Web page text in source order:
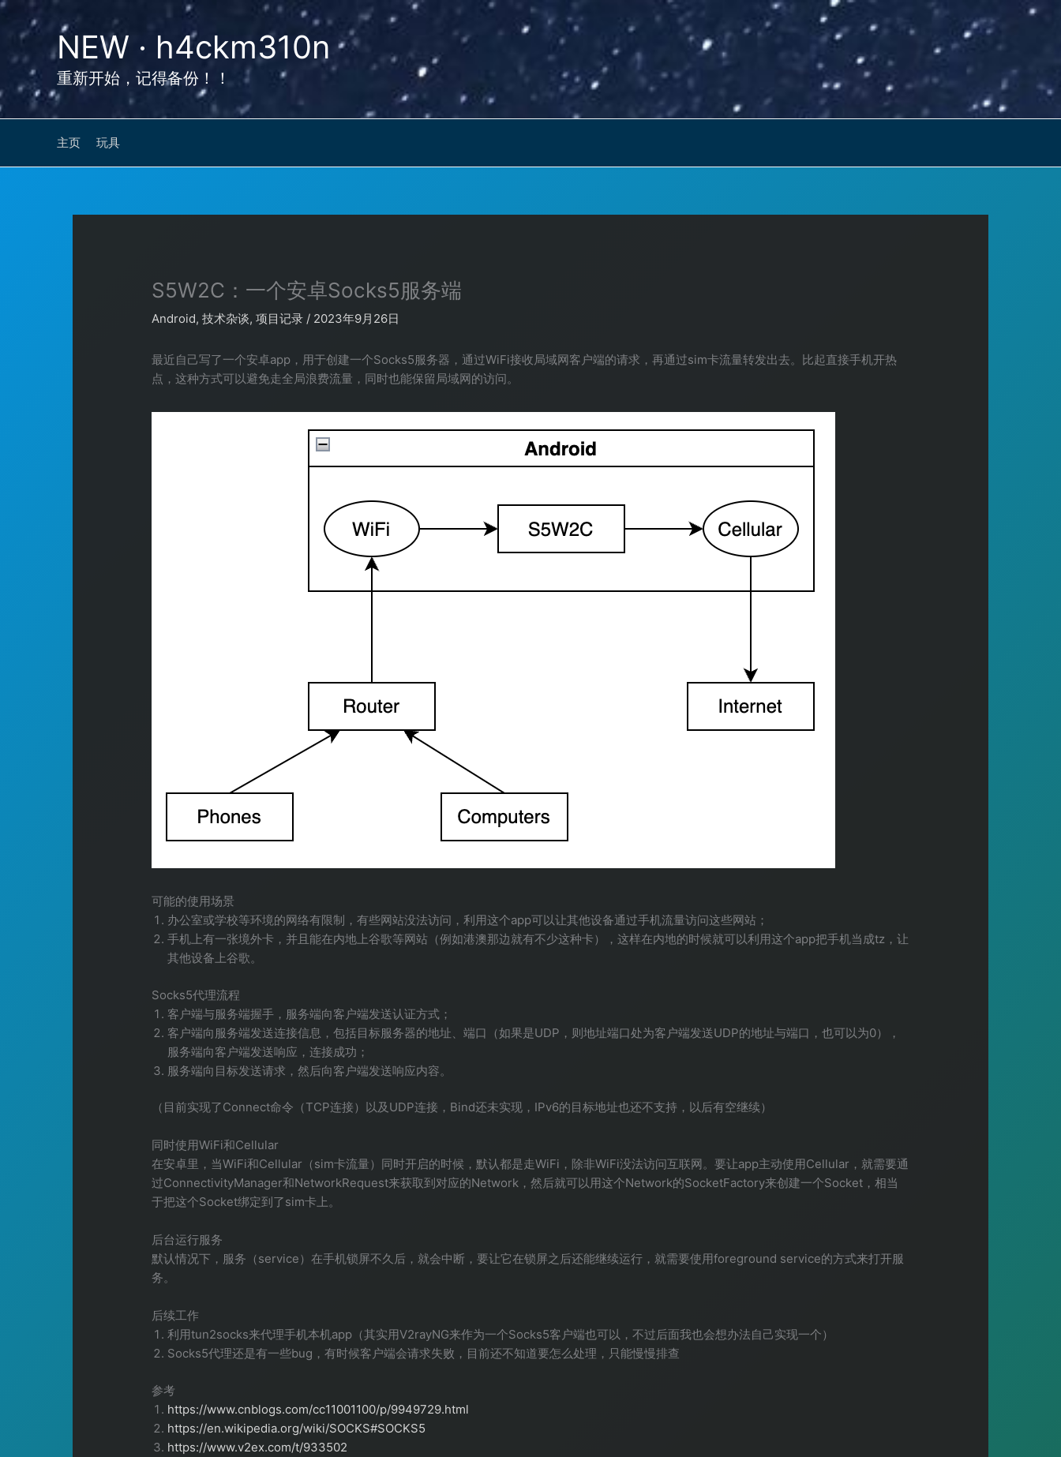
跳
NEW · h4ckm310n
重新开始，记得备份！！
主页 玩具
S5W2C：一个安卓Socks5服务端
Android,技术杂谈,项目记录 / 2023年9月26日
最近自己写了一个安卓app，用于创建一个Socks5服务器，通过WiFi接收局域网客户端的请求，再通过sim卡流量转发出去。比起直接手机开热
点，这种方式可以避免走全局浪费流量，同时也能保留局域网的访问。
可能的使用场景
办公室或学校等环境的网络有限制，有些网站没法访问，利用这个app可以让其他设备通过手机流量访问这些网站；
手机上有一张境外卡，并且能在内地上谷歌等网站（例如港澳那边就有不少这种卡），这样在内地的时候就可以利用这个app把手机当成tz，让
其他设备上谷歌。
Socks5代理流程
客户端与服务端握手，服务端向客户端发送认证方式；
客户端向服务端发送连接信息，包括目标服务器的地址、端口（如果是UDP，则地址端口处为客户端发送UDP的地址与端口，也可以为0），
服务端向客户端发送响应，连接成功；
服务端向目标发送请求，然后向客户端发送响应内容。
（目前实现了Connect命令（TCP连接）以及UDP连接，Bind还未实现，IPv6的目标地址也还不支持，以后有空继续）
同时使用WiFi和Cellular
在安卓里，当WiFi和Cellular（sim卡流量）同时开启的时候，默认都是走WiFi，除非WiFi没法访问互联网。要让app主动使用Cellular，就需要通
过ConnectivityManager和NetworkRequest来获取到对应的Network，然后就可以用这个Network的SocketFactory来创建一个Socket，相当
于把这个Socket绑定到了sim卡上。
后台运行服务
默认情况下，服务（service）在手机锁屏不久后，就会中断，要让它在锁屏之后还能继续运行，就需要使用foreground service的方式来打开服
务。
后续工作
利用tun2socks来代理手机本机app（其实用V2rayNG来作为一个Socks5客户端也可以，不过后面我也会想办法自己实现一个）
Socks5代理还是有一些bug，有时候客户端会请求失败，目前还不知道要怎么处理，只能慢慢排查
参考
https://www.cnblogs.com/cc11001100/p/9949729.html
https://en.wikipedia.org/wiki/SOCKS#SOCKS5
https://www.v2ex.com/t/933502